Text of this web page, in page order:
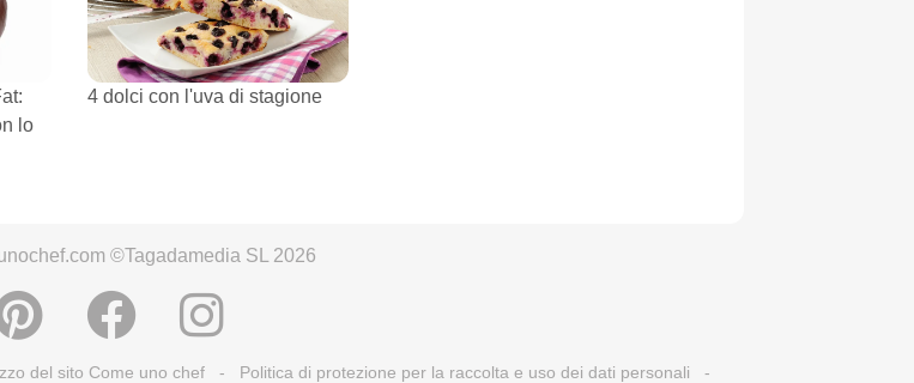
lo
4 dolci con l'uva di stagione
©Tagadamedia SL 2026
del sito Come uno chef - Politica di protezione per la raccolta e uso dei dati personali -